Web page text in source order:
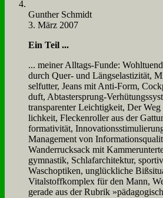
Gun­ther Schmidt
3. März 2007
Ein Teil ...
... mei­ner All­tags-Fun­de:
durch Quer- und Längs­ela­sti­zi­tät,
sel­fut­ter, Jeans mit An­ti-Form,
duft, Ab­ta­ster­sprung-
trans­pa­ren­ter Leich­tig­keit, Der
lich­keit, Flecken­rol­ler aus der
for­ma­ti­vi­tät,
Ma­nage­ment von
Wan­der­ruck­sack mit
gym­na­stik, Schla­f­ar­chi­tek­tur,
Waschop­ti­ken, un­glück­li­che
Vi­tal­stoff­kom­plex für den Mann,
ge­ra­de aus der Ru­brik